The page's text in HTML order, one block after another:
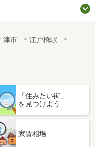
津市
江戸橋駅
「住みたい街」
を見つけよう
家賃相場